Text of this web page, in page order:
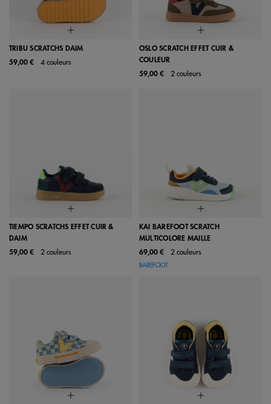
TRIBU SCRATCHS DAIM
59,00 €
4 couleurs
OSLO SCRATCH EFFET CUIR &
COULEUR
59,00 €
2 couleurs
TIEMPO SCRATCHS EFFET CUIR &
DAIM
59,00 €
2 couleurs
KAI BAREFOOT SCRATCH
MULTICOLORE MAILLE
69,00 €
2 couleurs
BAREFOOT